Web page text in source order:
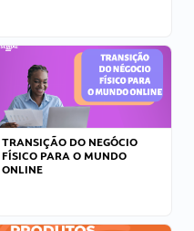
TRANSIÇÃO DO NEGÓCIO
FÍSICO PARA O MUNDO
ONLINE